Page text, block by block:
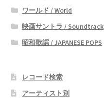
ワールド / World
映画サントラ / Soundtrack
昭和歌謡 / JAPANESE POPS
レコード検索
アーティスト別